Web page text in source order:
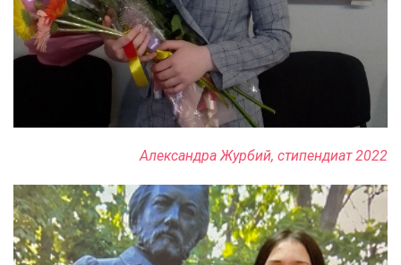
Александра Журбий, стипендиат 2022